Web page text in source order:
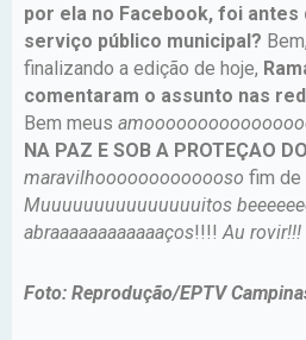
por ela no Facebook, foi
serviço público municipal?
finalizando a edição de hoje,
comentaram o assunto nas
Bem meus
NA PAZ E SOB A PROTEÇAO
maravilhooooooooooooso fim de
Muuuuuuuuuuuuuuuitos
abraaaaaaaaaaaaços!!!!Au rovir!!!
Foto: Reprodução/EPTV